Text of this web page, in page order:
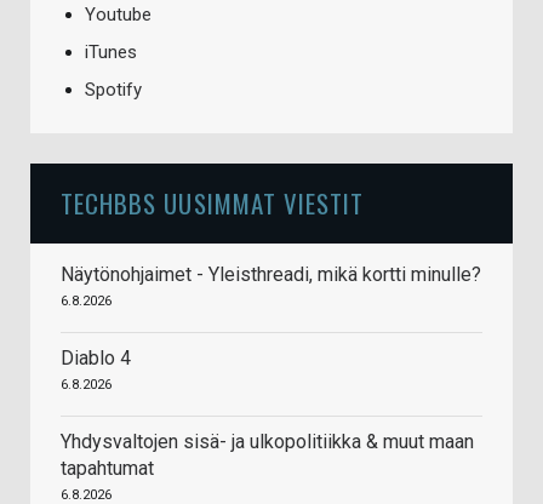
Youtube
iTunes
Spotify
TECHBBS UUSIMMAT VIESTIT
Näytönohjaimet - Yleisthreadi, mikä kortti minulle?
6.8.2026
Diablo 4
6.8.2026
Yhdysvaltojen sisä- ja ulkopolitiikka & muut maan
tapahtumat
6.8.2026